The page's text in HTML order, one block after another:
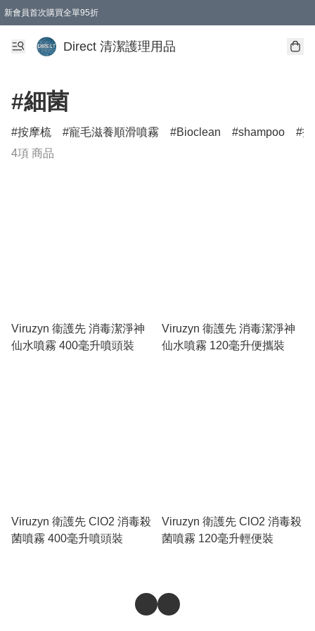
新會員首次購買全單95折
Direct 清潔護理用品
#細菌
按摩梳 寵毛滋養順滑噴霧 Bioclean shampoo
4項 商品
Viruzyn 衞護先 消毒潔淨神
仙水噴霧 400毫升噴頭裝
Viruzyn 衞護先 消毒潔淨神
仙水噴霧 120毫升便攜裝
Viruzyn 衛護先 ClO2 消毒殺
菌噴霧 400毫升噴頭裝
Viruzyn 衛護先 ClO2 消毒殺
菌噴霧 120毫升輕便裝